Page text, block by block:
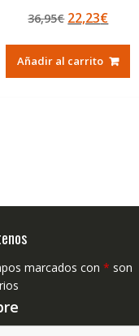
4.50
de 5
36,95€ El
original
era:
22,23€El
actual
es:
Añadir al carrito
marcados con * son